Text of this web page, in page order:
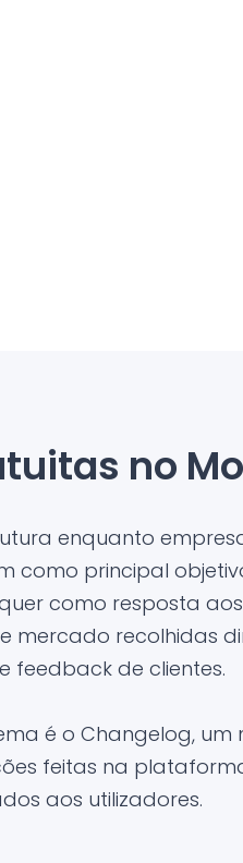
no
enquanto
como principal
como resposta
mercado recolhidas
feedback de clientes.
é o Changelog,
feitas na
aos utilizadores.